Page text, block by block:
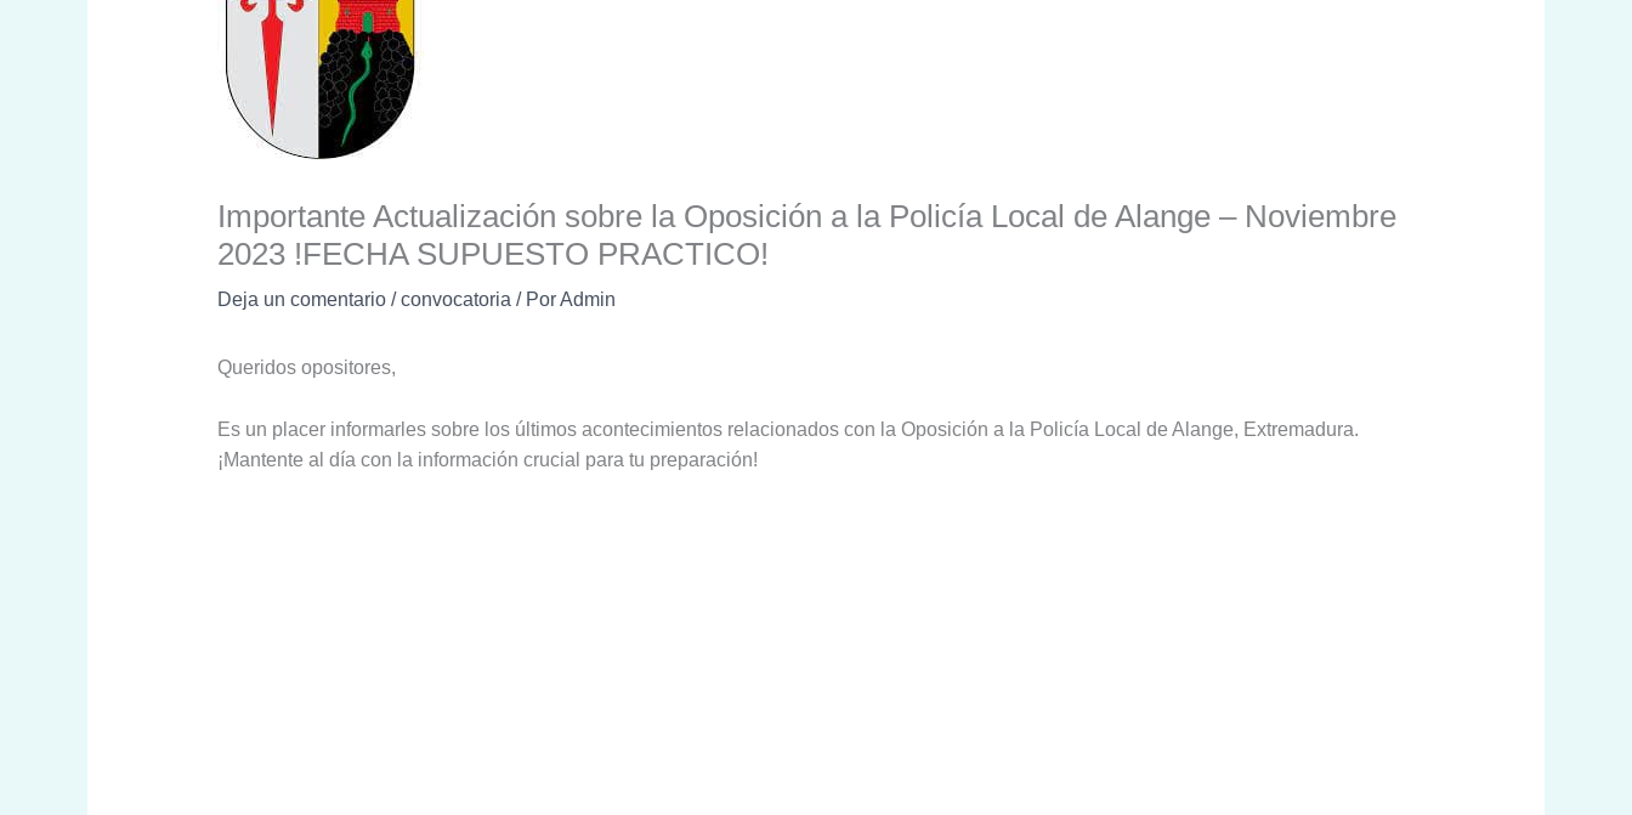
Importante Actualización sobre la Oposición a la Policía Local de Alange – Noviembre
2023 !FECHA SUPUESTO PRACTICO!
Deja un comentario / convocatoria/ PorAdmin
Queridos opositores,
Es un placer informarles sobre los últimos acontecimientos relacionados con la Oposición a la Policía Local de Alange, Extremadura.
¡Mantente al día con la información crucial para tu preparación!